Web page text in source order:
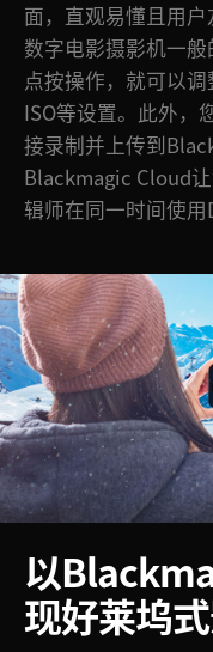
Mexico
Malaysia
Netherlands
New Zealand
Norway
Poland
Portugal
Singapore
South Africa
Spain
中华台北
Turkey
面，直观易懂且用
数字电影摄影机一
点按操作，就可以
ISO等设置。此外，
接录制并上传到
Blackmagic Cloud
辑师在同一时间使用
以
现好莱坞式